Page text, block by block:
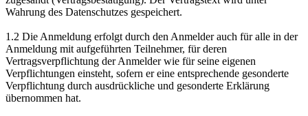
Wahrung des Datenschutzes gespeichert.
1.2 Die Anmeldung erfolgt durch den Anmelder auch für alle in der
Anmeldung mit aufgeführten Teilnehmer, für deren
Vertragsverpflichtung der Anmelder wie für seine eigenen
Verpflichtungen einsteht, sofern er eine entsprechende gesonderte
Verpflichtung durch ausdrückliche und gesonderte Erklärung
übernommen hat.